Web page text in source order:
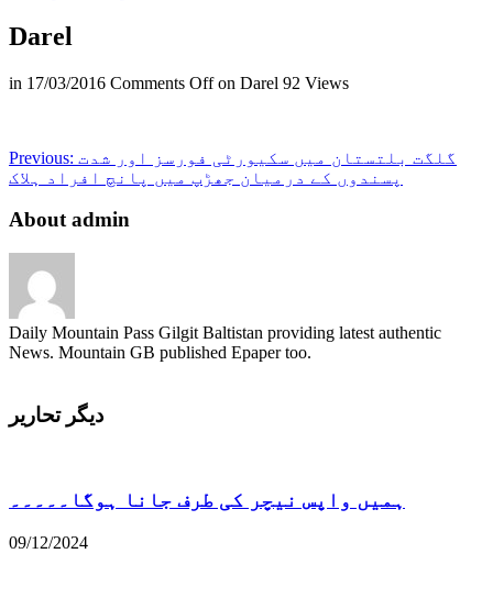
Darel
in 17/03/2016 Comments Offon Darel 92 Views
Previous:
پسندوں کے درمیان جھڑپ میں پانچ افراد ہلاک
About admin
Daily Mountain Pass Gilgit Baltistan providing latest authentic
News. Mountain GB published Epaper too.
دیگر تحاریر
ہمیں واپس نیچر کی طرف جانا ہوگا۔۔۔۔۔
09/12/2024